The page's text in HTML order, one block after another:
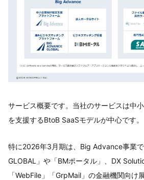
サービス概要です。当社のサービスは中
を支援するBtoB SaaSモデルが中心です。
特に2026年3月期は、Big Advance事業
GLOBAL」や「BMポータル」、DX
「WebFile」「GrpMail」の金融機関向け